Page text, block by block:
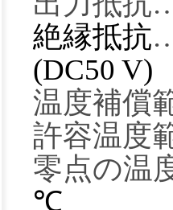
絶縁抵抗
(DC50 V)
温度補償
許容温度
零点の温
℃